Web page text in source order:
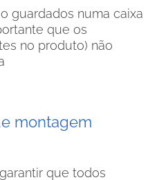
guardados numa caixa
que os
no produto) não
montagem
que todos